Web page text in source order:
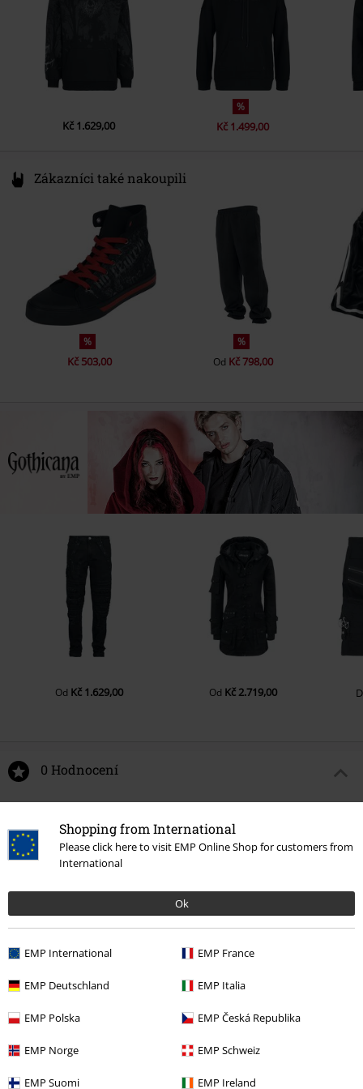
Shopping from International
Please click here to visit EMP Online Shop for customers from
International
Ok
EMP International EMP France
EMP Deutschland EMP Italia
EMP Polska EMP Česká Republika
EMP Norge EMP Schweiz
EMP Suomi EMP Ireland
Boční Kapsy
černá
g/m2)
Kč 1.629,00
%
Kč 1.499,00
Zákazníci také nakoupili
%
Kč 503,00
%
Od Kč 798,00
Od Kč 1.629,00 Od Kč 2.719,00
0 Hodnocení
Napsat hodnocení
Naposledy navštívené